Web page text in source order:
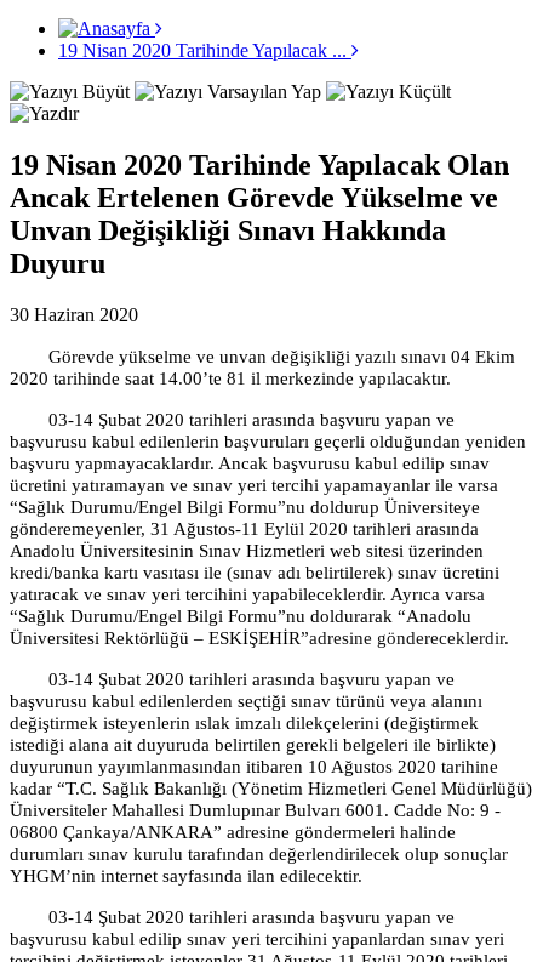
19 Nisan 2020 Tarihinde Yapılacak ...
19 Nisan 2020 Tarihinde Yapılacak Olan
Ancak Ertelenen Görevde Yükselme ve
Unvan Değişikliği Sınavı Hakkında
Duyuru
30 Haziran 2020
Görevde yükselme ve unvan değişikliği yazılı sınavı 04 Ekim
2020 tarihinde saat 14.00’te 81 il merkezinde yapılacaktır.
03-14 Şubat 2020 tarihleri arasında başvuru yapan ve
başvurusu kabul edilenlerin başvuruları geçerli olduğundan yeniden
başvuru yapmayacaklardır. Ancak başvurusu kabul edilip sınav
ücretini yatıramayan ve sınav yeri tercihi yapamayanlar ile varsa
“Sağlık Durumu/Engel Bilgi Formu”nu doldurup Üniversiteye
gönderemeyenler, 31 Ağustos-11 Eylül 2020 tarihleri arasında
Anadolu Üniversitesinin Sınav Hizmetleri web sitesi üzerinden
kredi/banka kartı vasıtası ile (sınav adı belirtilerek) sınav ücretini
yatıracak ve sınav yeri tercihini yapabileceklerdir. Ayrıca varsa
“Sağlık Durumu/Engel Bilgi Formu”nu doldurarak “Anadolu
Üniversitesi Rektörlüğü – ESKİŞEHİR”adresine göndereceklerdir.
03-14 Şubat 2020 tarihleri arasında başvuru yapan ve
başvurusu kabul edilenlerden seçtiği sınav türünü veya alanını
değiştirmek isteyenlerin ıslak imzalı dilekçelerini (değiştirmek
istediği alana ait duyuruda belirtilen gerekli belgeleri ile birlikte)
duyurunun yayımlanmasından itibaren 10 Ağustos 2020 tarihine
kadar “T.C. Sağlık Bakanlığı (Yönetim Hizmetleri Genel Müdürlüğü)
Üniversiteler Mahallesi Dumlupınar Bulvarı 6001. Cadde No: 9 -
06800 Çankaya/ANKARA” adresine göndermeleri halinde
durumları sınav kurulu tarafından değerlendirilecek olup sonuçlar
YHGM’nin internet sayfasında ilan edilecektir.
03-14 Şubat 2020 tarihleri arasında başvuru yapan ve
başvurusu kabul edilip sınav yeri tercihini yapanlardan sınav yeri